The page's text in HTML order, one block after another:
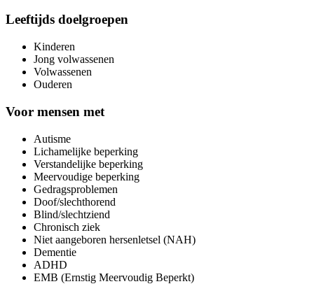
Leeftijds doelgroepen
Kinderen
Jong volwassenen
Volwassenen
Ouderen
Voor mensen met
Autisme
Lichamelijke beperking
Verstandelijke beperking
Meervoudige beperking
Gedragsproblemen
Doof/slechthorend
Blind/slechtziend
Chronisch ziek
Niet aangeboren hersenletsel (NAH)
Dementie
ADHD
EMB (Ernstig Meervoudig Beperkt)